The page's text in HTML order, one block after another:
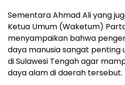
Sementara Ahmad Ali yang
Ketua Umum (Waketum)
menyampaikan bahwa
daya manusia sangat penting
di Sulawesi Tengah agar
daya alam di daerah tersebut.